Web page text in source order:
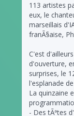
113 artistes
eux, le
marseillais
franÃ§aise,
C'est
d'ouverture,
surprises, le
l'esplanade
La quinzaine
- Des tÃªtes